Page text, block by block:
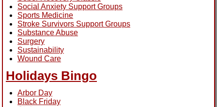
Social Anxiety Support Groups
Sports Medicine
Stroke Survivors Support Groups
Substance Abuse
Surgery
Sustainability
Wound Care
Holidays Bingo
Arbor Day
Black Friday